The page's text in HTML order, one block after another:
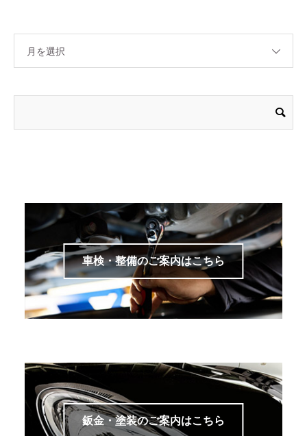
月を選択
車検・整備のご案内はこちら
鈑金・塗装のご案内はこちら